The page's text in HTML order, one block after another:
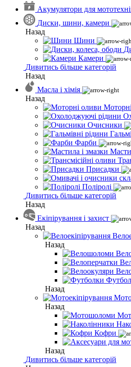
Акумулятори для
Диски, шини, камери
Назад
Шини
Камери
Дивитись більше категорій
Назад
Масла і хімія
Назад
Очисники
Фарби
Присадки
Поліролі
Дивитись більше категорій
Назад
Екіпірування і захист
Назад
Назад
Назад
Назад
Кофри
Назад
Дивитись більше категорій